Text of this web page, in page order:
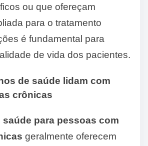
ou que ofereçam
para o tratamento
é fundamental para
de vida dos pacientes.
de saúde lidam com
crônicas
saúde para pessoas com
geralmente oferecem